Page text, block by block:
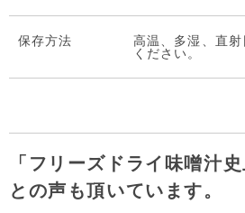
保存⽅法
高温、多湿、直
ください。
「フリーズドライ味噌汁
との声も頂いています。